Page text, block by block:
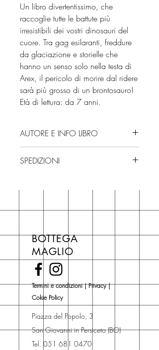
Un libro divertentissimo, che
raccoglie tutte le battute più
irresistibili dei vostri dinosauri del
cuore. Tra gag esilaranti, freddure
da glaciazione e storielle che
hanno un senso solo nella testa di
Arex, il pericolo di morire dal ridere
sarà più grosso di un brontosauro!
Età di lettura: da 7 anni.
AUTORE E INFO LIBRO
Editore: Fabbri
Edizione: 2025
Età di lettura: da 7 anni
SPEDIZIONI
3/4 giorni, secondo disponibilità
di copertina, escluse le ultime
novità Maglio Editore (vedi etichetta
Novità).
Una volta nel carrello puoi decidere
se acquistare sul sito con
spedizione con corriere o se
risparmiare sulle spese di
spedizione e ritirare il libro presso
Libreria degli Orsi, Piazza del
Popolo 3, 40017
BOTTEGA
MAGLIO
Termini e condizioni|Privacy|
Cokie Policy
Piazza del Popolo, 3
San Giovanni in Persiceto (BO)
Tel. 051 681 0470